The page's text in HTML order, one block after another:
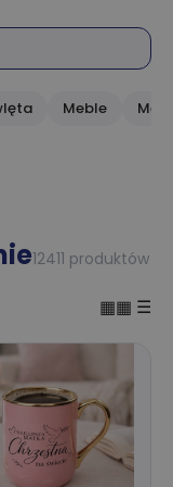
Meble
12411 produktów
▦▦ ☰